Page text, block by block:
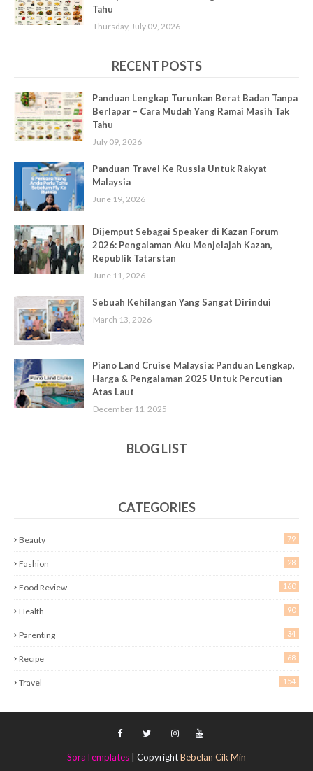
Tahu
Thursday, July 09, 2026
RECENT POSTS
Panduan Lengkap Turunkan Berat Badan Tanpa
Berlapar – Cara Mudah Yang Ramai Masih Tak
Tahu
July 09, 2026
Panduan Travel Ke Russia Untuk Rakyat
Malaysia
June 19, 2026
Dijemput Sebagai Speaker di Kazan Forum
2026: Pengalaman Aku Menjelajah Kazan,
Republik Tatarstan
June 11, 2026
Sebuah Kehilangan Yang Sangat Dirindui
March 13, 2026
Piano Land Cruise Malaysia: Panduan Lengkap,
Harga & Pengalaman 2025 Untuk Percutian
Atas Laut
December 11, 2025
BLOG LIST
CATEGORIES
Beauty 79
Fashion 28
Food Review 160
Health 90
Parenting 34
Recipe 68
Travel 154
SoraTemplates | CopyrightBebelan Cik Min